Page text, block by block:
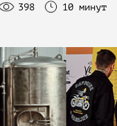
398 10 минут